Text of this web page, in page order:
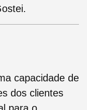
capacidade de
dos clientes